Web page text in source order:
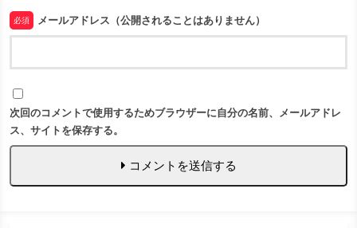
必須 メールアドレス（公開されることはありません）
次回のコメントで使用するためブラウザーに自分の名前、メールアドレ
ス、サイトを保存する。
コメントを送信する